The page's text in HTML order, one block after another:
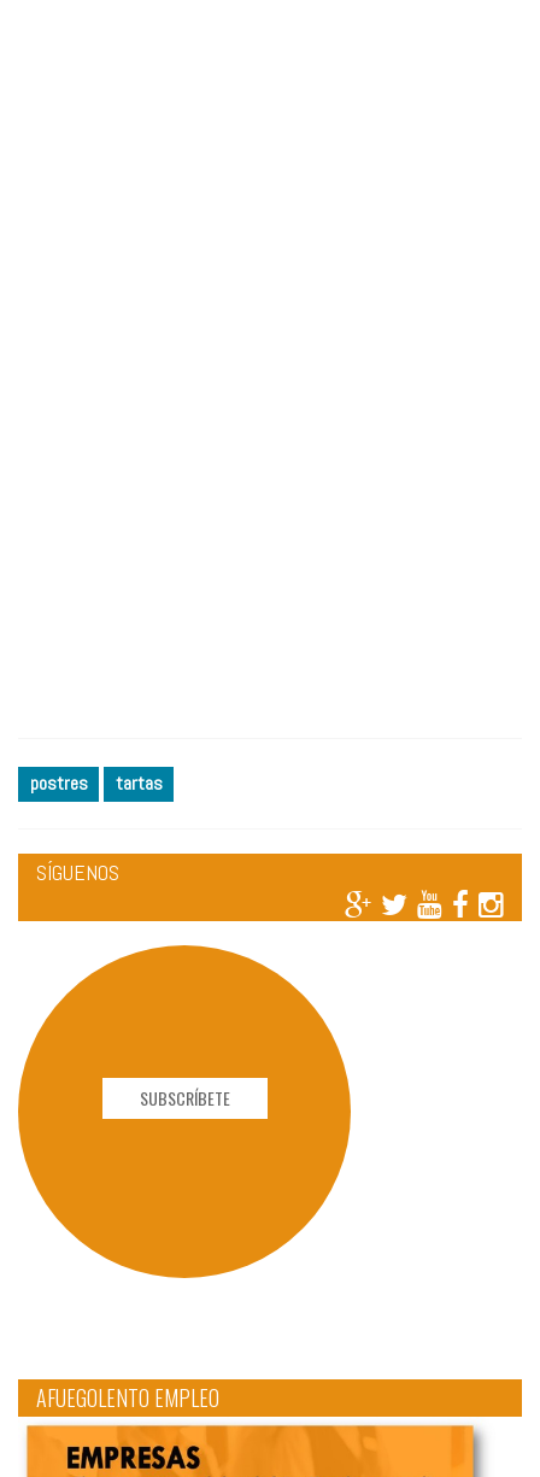
postres tartas
SÍGUENOS
SUBSCRÍBETE
AFUEGOLENTO EMPLEO